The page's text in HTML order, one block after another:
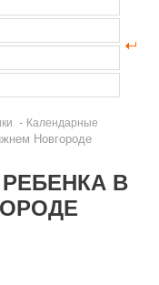
- Календарные
Новгороде
В